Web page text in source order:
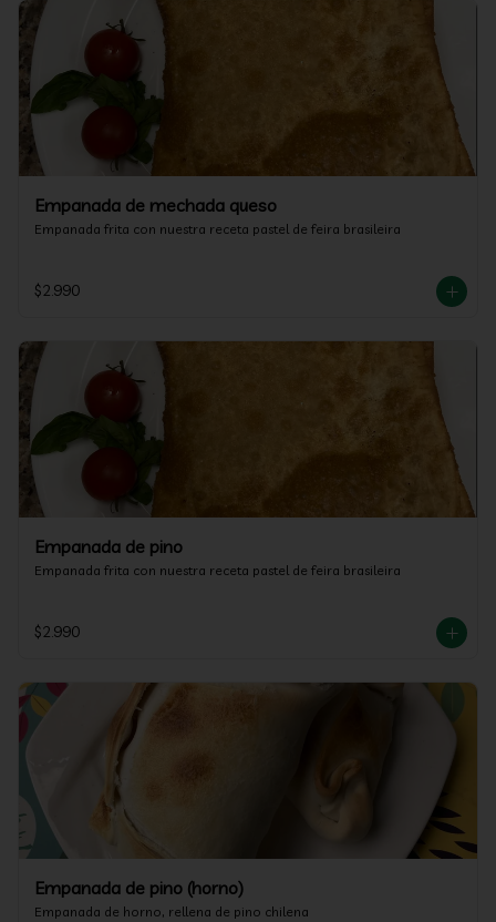
Empanada de mechada queso
Empanada frita con nuestra receta pastel de feira brasileira
$2.990
Empanada de pino
Empanada frita con nuestra receta pastel de feira brasileira
$2.990
Empanada de pino (horno)
Empanada de horno, rellena de pino chilena